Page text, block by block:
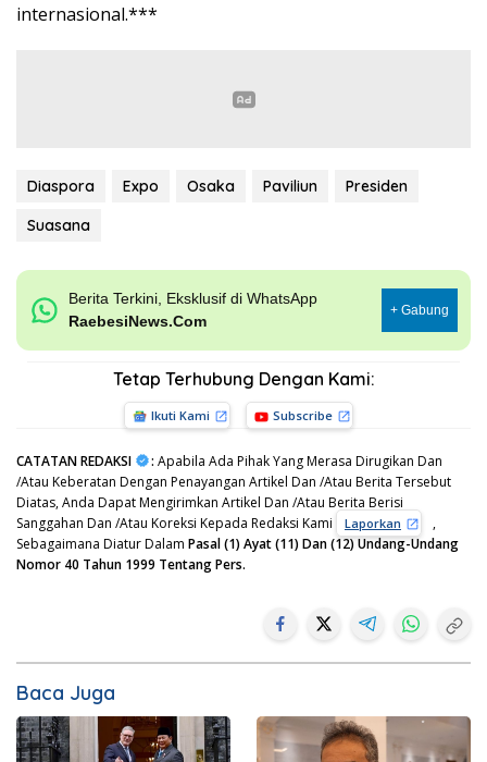
internasional.***
Diaspora Expo Osaka Paviliun
Presiden
Suasana
Berita Terkini, Eksklusif di WhatsApp
RaebesiNews.Com
+ Gabung
Tetap Terhubung Dengan Kami:
Ikuti Kami Subscribe
CATATAN REDAKSI : Apabila Ada Pihak Yang Merasa Dirugikan Dan
/Atau Keberatan Dengan Penayangan Artikel Dan /Atau Berita Tersebut
Diatas, Anda Dapat Mengirimkan Artikel Dan /Atau Berita Berisi
Sanggahan Dan /Atau Koreksi Kepada Redaksi Kami
Laporkan
,
Sebagaimana Diatur Dalam Pasal (1) Ayat (11) Dan (12) Undang-Undang
Nomor 40 Tahun 1999 Tentang Pers.
Baca Juga